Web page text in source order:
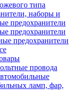
типа
наборы и
предохранители
предохранители
предохранители
провода
ламп, фар,